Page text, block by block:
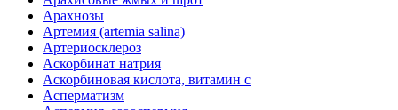
Арахнозы
Артемия (artemia salina)
Артериосклероз
Аскорбинат натрия
Аскорбиновая кислота, витамин с
Асперматизм